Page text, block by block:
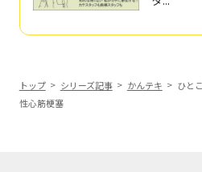
トップ シリーズ記事 かんテキ
ひと
性心筋梗塞